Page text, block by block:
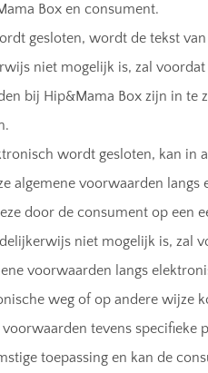
Box en consument.
gesloten, wordt de tekst
niet mogelijk is, zal
bij Hip&Mama Box zijn in te
wordt gesloten, kan
algemene voorwaarden
door de consument op een
niet mogelijk is, zal
voorwaarden langs
weg of op andere wijze
tevens
toepassing en kan de